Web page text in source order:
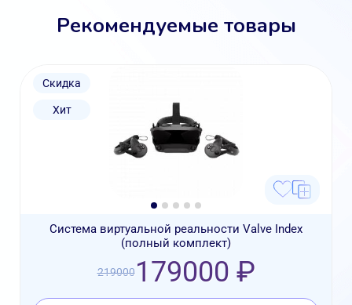
Рекомендуемые товары
Скидка
Хит
Система виртуальной реальности Valve Index
(полный комплект)
219000179000 ₽